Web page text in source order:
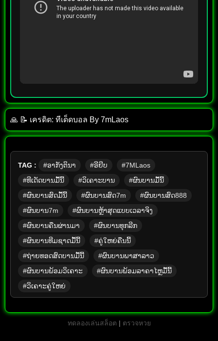
🙏 📝 เครดิต: ทีเด็ด​บอล​ By​ 7mLaos
TAG : #ອາກັງຕິນາ #ອີຢິບ
#7MLaos
#ທີເດັດບານມື້ນີ້
#ວິເຄາະບານ
#ຜົນບານມື້ນີ້
#ຜົນບານສົດມື້ນີ້
#ຜົນບານສົດ7m
#ຜົນບານສົດ888
#ຜົນບານ7m
#ຜົນບານຫຼ້າສຸດແບບເວລາຈິງ
#ຜົນບານຄືນຜ່ານມາ
#ຜົນບານທຸກລີກ
#ຜົນບານທີມຊາດມື້ນີ້
#ຄູ່ໃຫຍ່ຄືນນີ້
#ຖ່າຍທອດສົດບານມື້ນີ້
#ຜົນບານພາສາລາວ
#ຜົນບານພ້ອມວິເຄາະ
#ຜົນບານພ້ອມລາຄາໄຫຼມື້ນີ້
#ວິເຄາະຄູ່ໃຫຍ່
ทดลองเล่นสล็อต | ตรวจหวย